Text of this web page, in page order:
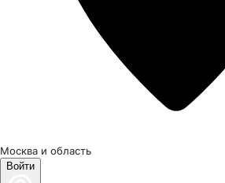
Москва и область
Войти